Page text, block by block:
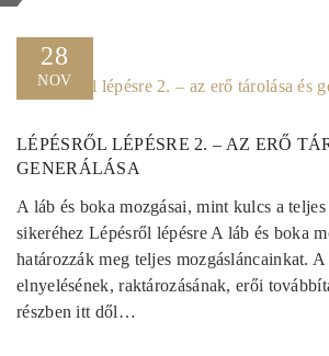
28
NOV
LÉPÉSRŐL LÉPÉSRE 2. – AZ ERŐ
GENERÁLÁSA
A láb és boka mozgásai, mint kulcs a
sikeréhez Lépésről lépésre A láb és boka
határozzák meg teljes mozgásláncainkat.
elnyelésének, raktározásának, erői
részben itt dől…